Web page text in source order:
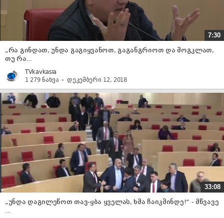
7:30
„რა გინდათ, უნდა გაგიყვანოთ, გაგანგრიოთ და მოგკლათ,
თუ რა...
TVkavkasia
1 279 ნახვა
დეკემბერი 12, 2018
33:08
„უნდა დაგილეწოთ თავ-ყბა ყველას, ხმა ჩაიკმინდე!“ - მწვავე
...